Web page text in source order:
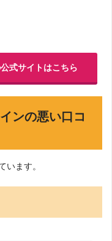
式サイトはこちら
ンの悪い口コ
います。